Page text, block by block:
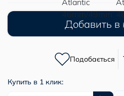
Добавить в
Подобається
Купить в 1 клик: